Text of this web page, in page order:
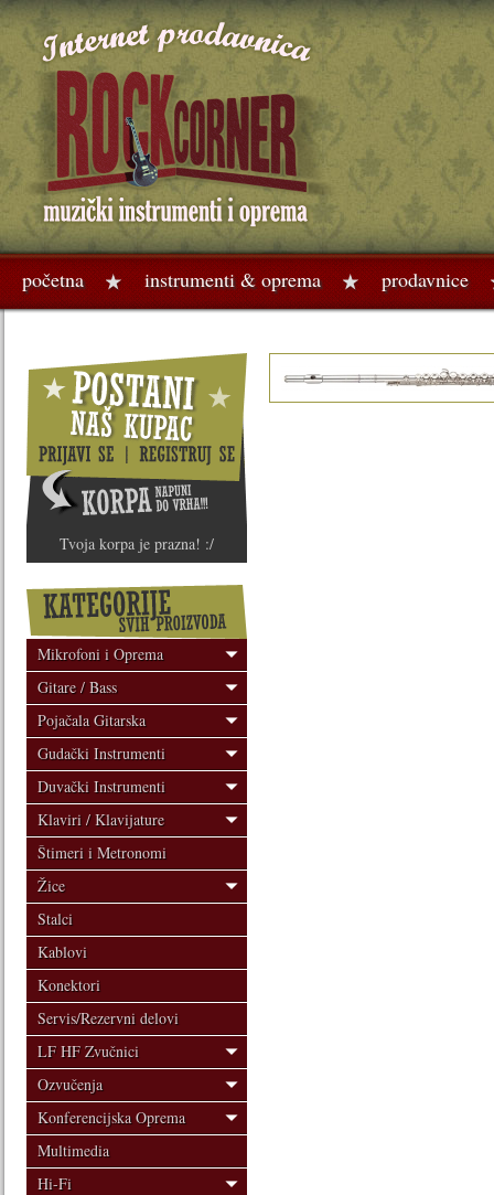
početna instrumenti & oprema prodavnice
Tvoja korpa je prazna! :/
Mikrofoni i Oprema
Gitare / Bass
Pojačala Gitarska
Gudački Instrumenti
Duvački Instrumenti
Klaviri / Klavijature
Štimeri i Metronomi
Žice
Stalci
Kablovi
Konektori
Servis/Rezervni delovi
LF HF Zvučnici
Ozvučenja
Konferencijska Oprema
Multimedia
Hi-Fi